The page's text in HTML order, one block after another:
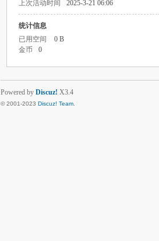
上次活动时间
2025-3-21 06:06
统计信息
已用空间
0 B
金币
0
Powered by Discuz! X3.4
© 2001-2023 Discuz! Team